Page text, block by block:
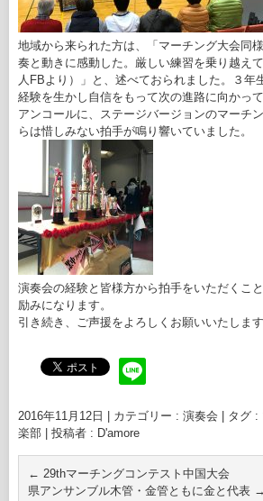
地域から来られた方は、「マーチング大会同
奏と動きに感動した。厳しい練習を乗り越え
人FBより）」と、述べておられました。３年
経験を生かし自信をもって次の進路に向かっ
アンコールに、ステージバージョンのマーチ
らは惜しみない拍手が鳴り響いていました。
演奏会の経験と皆様方から拍手をいただくこ
励みになります。
引き続き、ご声援をよろしくお願いいたします
2016年11月12日 カテゴリー : 演奏会 タグ :
楽部
投稿者 : D'amore
← 29thマーチングコンテスト中国大会
県アンサンブル木管・金管ともに金と代表 →